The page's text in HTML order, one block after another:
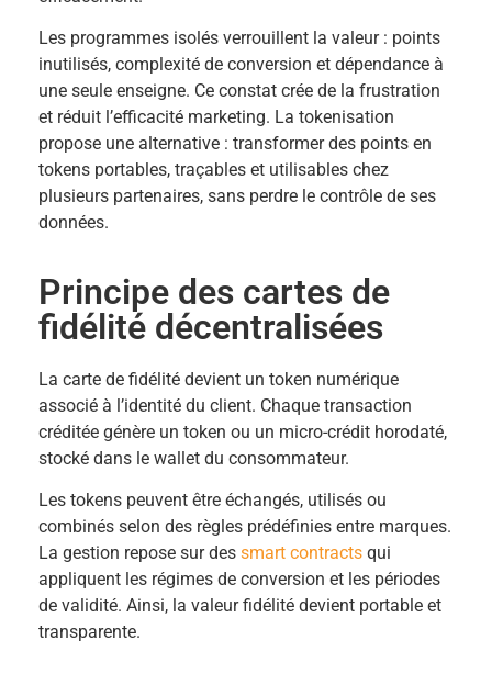
Les programmes isolés verrouillent la valeur : points
inutilisés, complexité de conversion et dépendance à
une seule enseigne. Ce constat crée de la frustration
et réduit l’efficacité marketing. La tokenisation
propose une alternative : transformer des points en
tokens portables, traçables et utilisables chez
plusieurs partenaires, sans perdre le contrôle de ses
données.
Principe des cartes de
fidélité décentralisées
La carte de fidélité devient un token numérique
associé à l’identité du client. Chaque transaction
créditée génère un token ou un micro-crédit horodaté,
stocké dans le wallet du consommateur.
Les tokens peuvent être échangés, utilisés ou
combinés selon des règles prédéfinies entre marques.
La gestion repose sur des smart contracts qui
appliquent les régimes de conversion et les périodes
de validité. Ainsi, la valeur fidélité devient portable et
transparente.